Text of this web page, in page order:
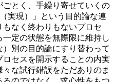
とく、手繰り寄せていくの
実現）」という目的論な連
なく終わりもないプロセ
定の状態を無際限に維持し
別の目的論にすり替わって
セスを開示することの内実
な試行錯誤をただありのま